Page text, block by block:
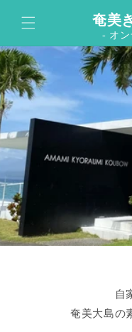
コンテンツに進む
奄美
- オン
自
奄美大島の